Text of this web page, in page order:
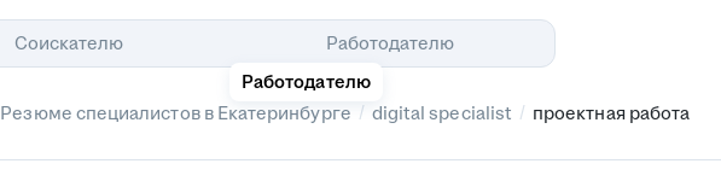
Соискателю
Работодателю
Работодателю
Резюме специалистов в Екатеринбурге / digital specialist / проектная работа